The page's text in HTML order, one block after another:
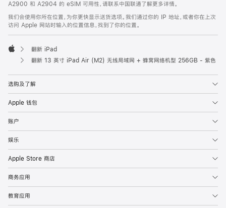
A2900 和 A2904 的 eSIM 可用性，请联系中国联通了解更多详情。
我们会使用你所在位置，为你更快显示送货选项。我们通过你的 IP 地址，或者你在上次
访问 Apple 网站时输入的位置信息，找到了你的位置。
Apple
翻新 iPad
翻新 13 英寸 iPad Air (M2) 无线局域网 + 蜂窝网络机型 256GB - 紫色
选购及了解
Apple 钱包
账户
娱乐
Apple Store 商店
商务应用
教育应用